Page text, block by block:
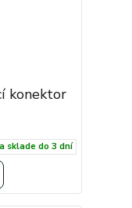
konektor
sklade do 3 dní